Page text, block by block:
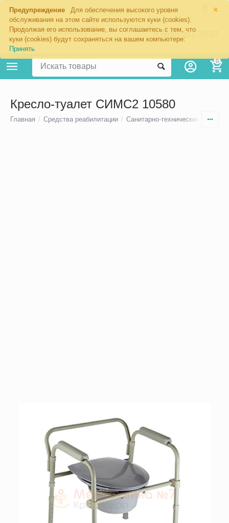
×
Предупреждение
Для обеспечения высокого уровня
обслуживания на этом сайте используются куки (cookies).
Продолжая его использование, вы соглашаетесь с тем, что
куки (cookies) будут сохраняться на вашем компьютере:
Принять
8 (800) 201-70-57
0
Кресло-туалет СИМС2 10580
Главная / Средства реабилитации / Санитарно-технические